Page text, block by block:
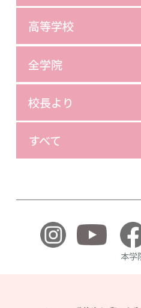
高等学校
全学院
校長より
すべて
本学